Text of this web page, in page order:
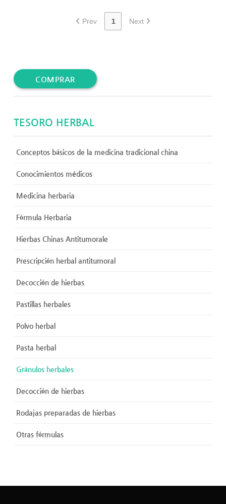
Prev 1 Next
COMPRAR
TESORO HERBAL
Conceptos básicos de la medicina tradicional china
Conocimientos médicos
Medicina herbaria
Fórmula Herbaria
Hierbas Chinas Antitumorale
Prescripción herbal antitumoral
Decocción de hierbas
Pastillas herbales
Polvo herbal
Pasta herbal
Gránulos herbales
Decocción de hierbas
Rodajas preparadas de hierbas
Otras fórmulas